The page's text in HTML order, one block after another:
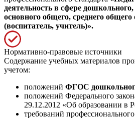
деятельность в сфере
основного общего, среднего общего
(воспитатель, учитель)».
Нормативно-правовые источники
Содержание учебных материалов
учетом:
положений ФГОС
положений Федерального
29.12.2012 «Об образовании в
требований профессионального